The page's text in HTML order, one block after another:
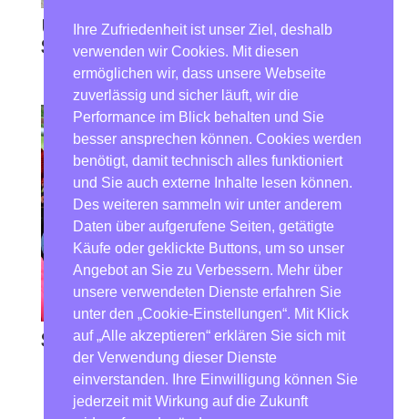
Unsere zukünftigen
Schulanfänger
Schnell noch was essen..
Ihre Zufriedenheit ist unser Ziel, deshalb
verwenden wir Cookies. Mit diesen
ermöglichen wir, dass unsere Webseite
zuverlässig und sicher läuft, wir die
Performance im Blick behalten und Sie
besser ansprechen können. Cookies werden
benötigt, damit technisch alles funktioniert
und Sie auch externe Inhalte lesen können.
Des weiteren sammeln wir unter anderem
Daten über aufgerufene Seiten, getätigte
Käufe oder geklickte Buttons, um so unser
Angebot an Sie zu Verbessern. Mehr über
unsere verwendeten Dienste erfahren Sie
unter den „Cookie-Einstellungen“. Mit Klick
auf „Alle akzeptieren“ erklären Sie sich mit
der Verwendung dieser Dienste
einverstanden. Ihre Einwilligung können Sie
jederzeit mit Wirkung auf die Zukunft